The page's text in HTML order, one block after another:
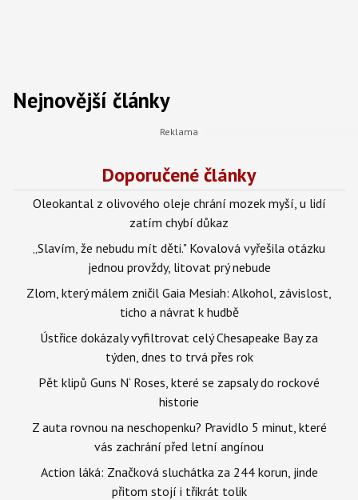
Nejnovější články
Doporučené články
Oleokantal z olivového oleje chrání mozek myší, u lidí
zatím chybí důkaz
„Slavím, že nebudu mít děti." Kovalová vyřešila otázku
jednou provždy, litovat prý nebude
Zlom, který málem zničil Gaia Mesiah: Alkohol, závislost,
ticho a návrat k hudbě
Ústřice dokázaly vyfiltrovat celý Chesapeake Bay za
týden, dnes to trvá přes rok
Pět klipů Guns N‘ Roses, které se zapsaly do rockové
historie
Z auta rovnou na neschopenku? Pravidlo 5 minut, které
vás zachrání před letní angínou
Action láká: Značková sluchátka za 244 korun, jinde
přitom stojí i třikrát tolik